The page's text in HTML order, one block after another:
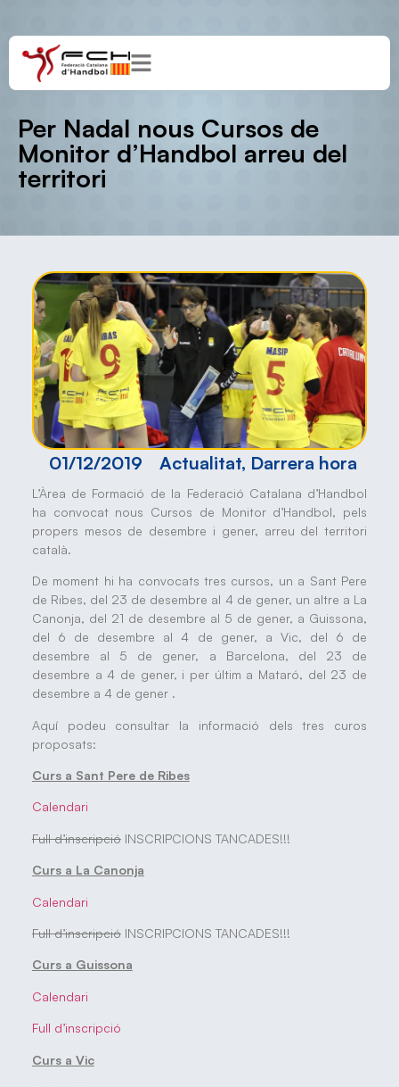
Per Nadal nous Cursos de
Monitor d’Handbol arreu del
territori
01/12/2019 Actualitat, Darrera hora
L’Àrea de Formació de la Federació Catalana d’Handbol
ha convocat nous Cursos de Monitor d’Handbol, pels
propers mesos de desembre i gener, arreu del territori
català.
De moment hi ha convocats tres cursos, un a Sant Pere
de Ribes, del 23 de desembre al 4 de gener, un altre a La
Canonja, del 21 de desembre al 5 de gener, a Guissona,
del 6 de desembre al 4 de gener, a Vic, del 6 de
desembre al 5 de gener, a Barcelona, del 23 de
desembre a 4 de gener, i per últim a Mataró, del 23 de
desembre a 4 de gener .
Aquí podeu consultar la informació dels tres curos
proposats:
Curs a Sant Pere de Ribes
Calendari
Full d’inscripcióINSCRIPCIONS TANCADES!!!
Curs a La Canonja
Calendari
Full d’inscripcióINSCRIPCIONS TANCADES!!!
Curs a Guissona
Calendari
Full d’inscripció
Curs a Vic